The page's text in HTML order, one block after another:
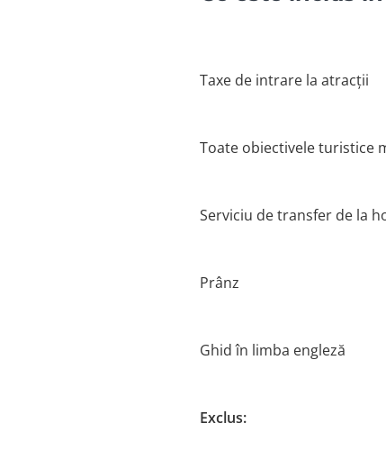
Taxe de intrare la atracții
Toate obiectivele turistice
Serviciu de transfer de la
Prânz
Ghid în limba engleză
Exclus: